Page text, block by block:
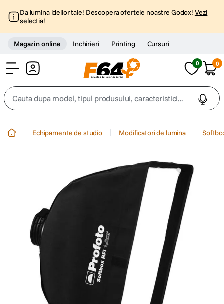
Da lumina ideilor tale! Descopera ofertele noastre Godox! Vezi
selectia!
Magazin online Inchirieri Printing Cursuri
0 0
Cauta dupa model, tipul produsului, caracteristici...
trepied telefon
peak design
canon sx740 hs
lavaliera
card memorie
Echipamente de studio Modificatori de lumina